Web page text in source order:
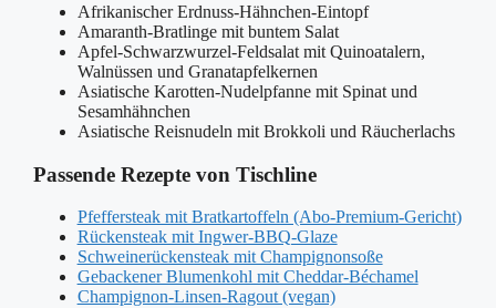
Afrikanischer Erdnuss-Hähnchen-Eintopf
Amaranth-Bratlinge mit buntem Salat
Apfel-Schwarzwurzel-Feldsalat mit Quinoatalern,
Walnüssen und Granatapfelkernen
Asiatische Karotten-Nudelpfanne mit Spinat und
Sesamhähnchen
Asiatische Reisnudeln mit Brokkoli und Räucherlachs
Passende Rezepte von Tischline
Pfeffersteak mit Bratkartoffeln (Abo-Premium-Gericht)
Rückensteak mit Ingwer-BBQ-Glaze
Schweinerückensteak mit Champignonsoße
Gebackener Blumenkohl mit Cheddar-Béchamel
Champignon-Linsen-Ragout (vegan)